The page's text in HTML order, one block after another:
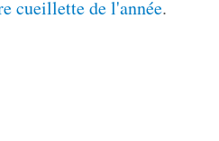
cueillette de l'année.